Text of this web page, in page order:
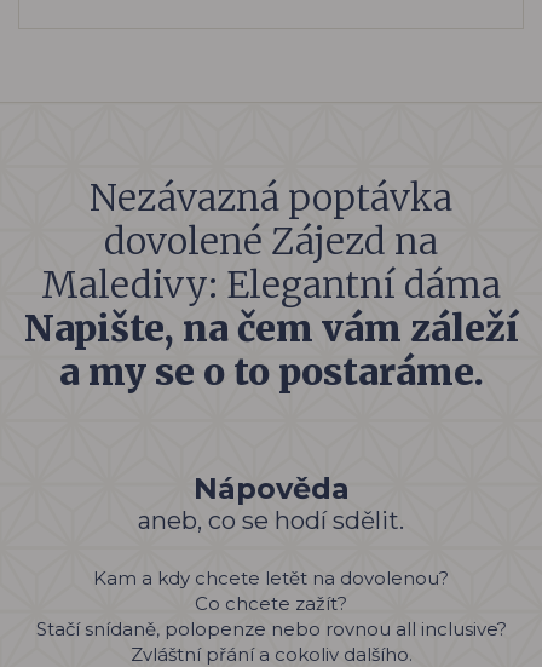
Nezávazná poptávka
dovolené Zájezd na
Maledivy: Elegantní dáma
Napište, na čem vám záleží
a my se o to postaráme.
Nápověda
aneb, co se hodí sdělit.
Kam a kdy chcete letět na dovolenou?
Co chcete zažít?
Stačí snídaně, polopenze nebo rovnou all inclusive?
Zvláštní přání a cokoliv dalšího.